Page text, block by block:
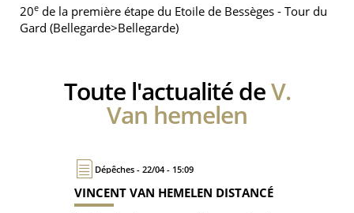
20e de la première étape du Etoile de Bessèges - Tour du
Gard (Bellegarde>Bellegarde)
Toute l'actualité deV.
Van hemelen
Dépêches - 22/04 - 15:09
VINCENT VAN HEMELEN DISTANCÉ